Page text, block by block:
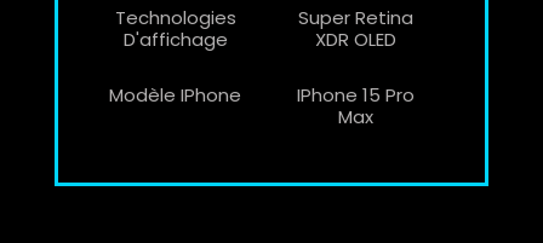
Technologies
D'affichage
Super Retina
XDR OLED
Modèle IPhone
IPhone 15 Pro
Max